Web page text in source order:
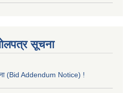
सूचना
(Bid Addendum Notice) !